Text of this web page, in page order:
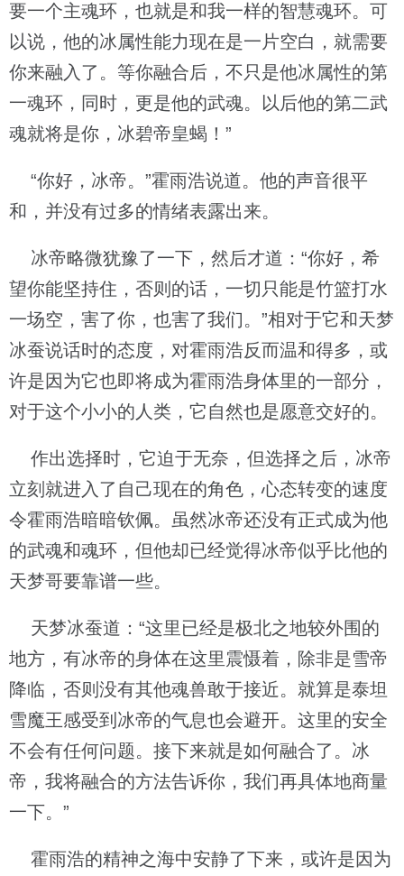
要一个主魂环，也就是和我一样的智慧魂环。可
以说，他的冰属性能力现在是一片空白，就需要
你来融入了。等你融合后，不只是他冰属性的第
一魂环，同时，更是他的武魂。以后他的第二武
魂就将是你，冰碧帝皇蝎！”
“你好，冰帝。”霍雨浩说道。他的声音很平
和，并没有过多的情绪表露出来。
冰帝略微犹豫了一下，然后才道：“你好，希
望你能坚持住，否则的话，一切只能是竹篮打水
一场空，害了你，也害了我们。”相对于它和天梦
冰蚕说话时的态度，对霍雨浩反而温和得多，或
许是因为它也即将成为霍雨浩身体里的一部分，
对于这个小小的人类，它自然也是愿意交好的。
作出选择时，它迫于无奈，但选择之后，冰帝
立刻就进入了自己现在的角色，心态转变的速度
令霍雨浩暗暗钦佩。虽然冰帝还没有正式成为他
的武魂和魂环，但他却已经觉得冰帝似乎比他的
天梦哥要靠谱一些。
天梦冰蚕道：“这里已经是极北之地较外围的
地方，有冰帝的身体在这里震慑着，除非是雪帝
降临，否则没有其他魂兽敢于接近。就算是泰坦
雪魔王感受到冰帝的气息也会避开。这里的安全
不会有任何问题。接下来就是如何融合了。冰
帝，我将融合的方法告诉你，我们再具体地商量
一下。”
霍雨浩的精神之海中安静了下来，或许是因为